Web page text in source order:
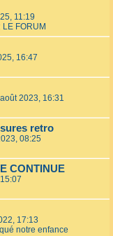
11:19
FORUM
16:47
2023, 16:31
retro
08:25
CONTINUE
17:13
notre enfance